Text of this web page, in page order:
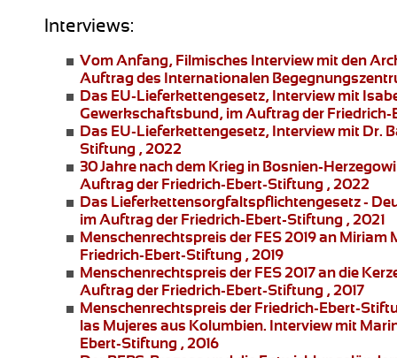
Interviews:
Vom Anfang, Filmisches Interview mit den
Auftrag des Internationalen
Das EU-Lieferkettengesetz, Interview mit
Gewerkschaftsbund, im Auftrag der
Das EU-Lieferkettengesetz, Interview mit Dr.
Stiftung , 2022
30 Jahre nach dem Krieg in Bosnien-
Auftrag der Friedrich-Ebert-Stiftung , 2022
Das Lieferkettensorgfaltspflichtengesetz-
im Auftrag der Friedrich-Ebert-Stiftung , 2021
Menschenrechtspreis der FES 2019 an Miriam
Friedrich-Ebert-Stiftung , 2019
Menschenrechtspreis der FES 2017 an die
Auftrag der Friedrich-Ebert-Stiftung , 2017
Menschenrechtspreis der Friedrich-Ebert-
las Mujeres aus Kolumbien. Interview mit
Ebert-Stiftung , 2016